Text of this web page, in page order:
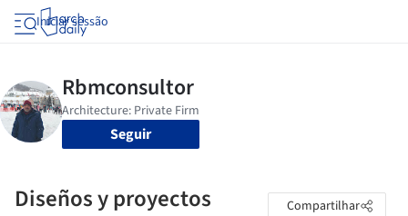
Iniciar sessão
Seguir
Diseños y proyectos Compartilhar